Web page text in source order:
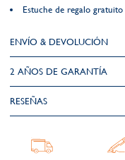
Estuche de regalo gratuito
ENVÍO & DEVOLUCIÓN
2 AÑOS DE GARANTÍA​
RESEÑAS